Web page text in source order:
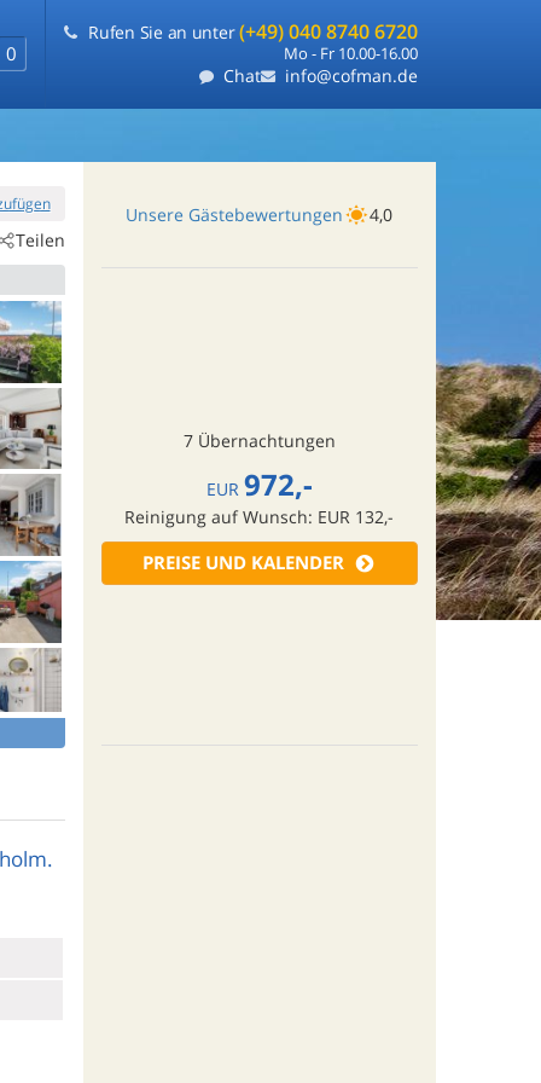
0
Rufen Sie an unter(+49) 040 8740 6720
Mo - Fr 10.00-16.00
Chat info@cofman.de
Teilen
Unsere Gästebewertungen 4,0
7 Übernachtungen
EUR 972,-
Reinigung auf Wunsch: EUR 132,-
PREISE UND KALENDER